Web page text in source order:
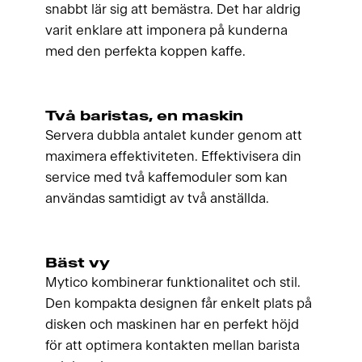
snabbt lär sig att bemästra. Det har aldrig
varit enklare att imponera på kunderna
med den perfekta koppen kaffe.
Två baristas, en maskin
Servera dubbla antalet kunder genom att
maximera effektiviteten. Effektivisera din
service med två kaffemoduler som kan
användas samtidigt av två anställda.
Bäst vy
Mytico kombinerar funktionalitet och stil.
Den kompakta designen får enkelt plats på
disken och maskinen har en perfekt höjd
för att optimera kontakten mellan barista